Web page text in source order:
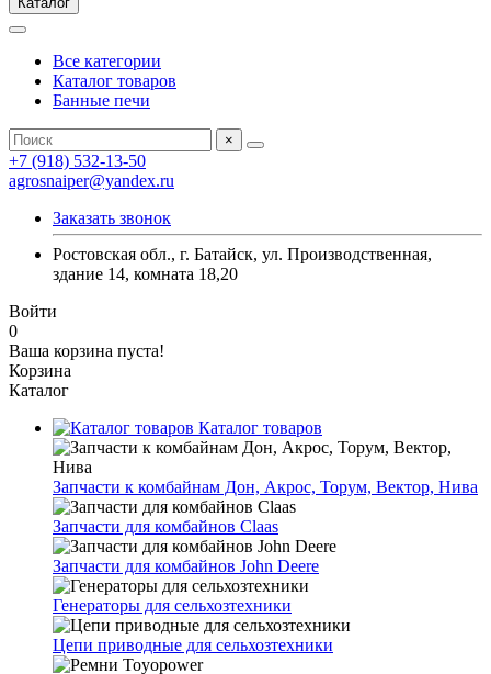
Все категории
Каталог товаров
Банные печи
×
+7 (918) 532-13-50
agrosnaiper@yandex.ru
Заказать звонок
Ростовская обл., г. Батайск, ул. Производственная,
здание 14, комната 18,20
Войти
0
Ваша корзина пуста!
Корзина
Каталог
Каталог товаров
Запчасти к комбайнам Дон, Акрос, Торум, Вектор, Нива
Запчасти для комбайнов Claas
Запчасти для комбайнов John Deere
Генераторы для сельхозтехники
Цепи приводные для сельхозтехники